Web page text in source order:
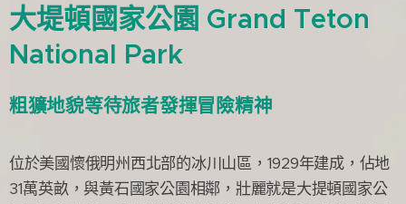
大堤頓國家公園 Grand Teton
National Park
粗獷地貌等待旅者發揮冒險精神
位於美國懷俄明州西北部的冰川山區，1929年建成，佔地
31萬英畝，與黃石國家公園相鄰，壯麗就是大提頓國家公